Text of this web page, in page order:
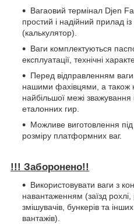
Вагаовий термінал Djen
простий і надійний прилад
(калькулятор).
Ваги комплектуються
експлуатації, технічні
Перед відправленням
нашими фахівцями, а також
найбільшої межі
еталонних гир.
Можливе виготовлення
розміру платформних ваг.
!!! Заборонено!!
Використовувати ваги з
навантаженням (заїзд рохлі,
змішувачів, бункерів та
вантажів).